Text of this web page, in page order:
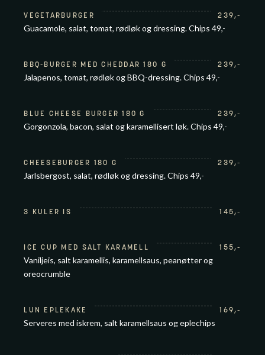
VEGETARBURGER 239,-
Guacamole, salat, tomat, rødløk og dressing. Chips 49,-
BBQ-BURGER MED CHEDDAR 180 G 239,-
Jalapenos, tomat, rødløk og BBQ-dressing. Chips 49,-
BLUE CHEESE BURGER 180 G 239,-
Gorgonzola, bacon, salat og karamellisert løk. Chips 49,-
CHEESEBURGER 180 G 239,-
Jarlsbergost, salat, rødløk og dressing. Chips 49,-
3 KULER IS 145,-
ICE CUP MED SALT KARAMELL 155,-
Vaniljeis, salt karamellis, karamellsaus, peanøtter og
oreocrumble
LUN EPLEKAKE 169,-
Serveres med iskrem, salt karamellsaus og eplechips